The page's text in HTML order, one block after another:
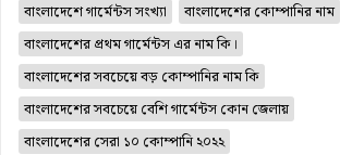
বাংলাদেশে গার্মেন্টস সংখ্যা
বাংলাদেশের কোম্পানির নাম
বাংলাদেশের প্রথম গার্মেন্টস এর নাম কি।
বাংলাদেশের সবচেয়ে বড় কোম্পানির নাম কি
বাংলাদেশের সবচেয়ে বেশি গার্মেন্টস কোন জেলায়
বাংলাদেশের সেরা ১০ কোম্পানি ২০২২